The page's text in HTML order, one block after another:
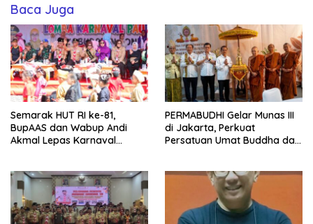
Baca Juga
Semarak HUT RI ke-81,
BupAAS dan Wabup Andi
Akmal Lepas Karnaval
PERMABUDHI Gelar Munas III
di Jakarta, Perkuat
Persatuan Umat Buddha dan